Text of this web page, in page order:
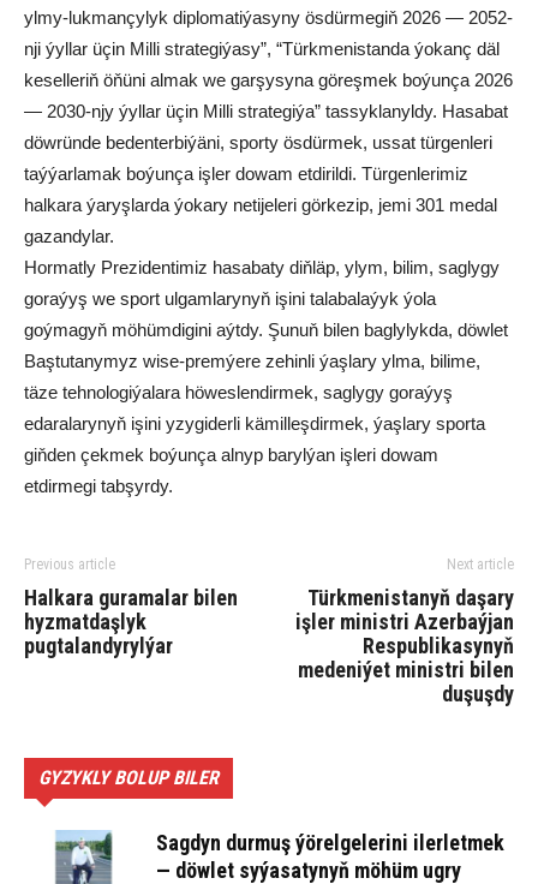
ylmy-lukmançylyk diplomatiýasyny ösdürmegiň 2026 — 2052-
nji ýyllar üçin Milli strategiýasy”, “Türkmenistanda ýokanç däl
keselleriň öňüni almak we garşysyna göreşmek boýunça 2026
— 2030-njy ýyllar üçin Milli strategiýa” tassyklanyldy. Hasabat
döwründe bedenterbiýäni, sporty ösdürmek, ussat türgenleri
taýýarlamak boýunça işler dowam etdirildi. Türgenlerimiz
halkara ýaryşlarda ýokary netijeleri görkezip, jemi 301 medal
gazandylar.
Hormatly Prezidentimiz hasabaty diňläp, ylym, bilim, saglygy
goraýyş we sport ulgamlarynyň işini talabalaýyk ýola
goýmagyň möhümdigini aýtdy. Şunuň bilen baglylykda, döwlet
Baştutanymyz wise-premýere zehinli ýaşlary ylma, bilime,
täze tehnologiýalara höweslendirmek, saglygy goraýyş
edaralarynyň işini yzygiderli kämilleşdirmek, ýaşlary sporta
giňden çekmek boýunça alnyp barylýan işleri dowam
etdirmegi tabşyrdy.
Previous article
Halkara guramalar bilen
hyzmatdaşlyk
pugtalandyrylýar
Next article
Türkmenistanyň daşary
işler ministri Azerbaýjan
Respublikasynyň
medeniýet ministri bilen
duşuşdy
GYZYKLY BOLUP BILER
Sagdyn durmuş ýörelgelerini ilerletmek
— döwlet syýasatynyň möhüm ugry